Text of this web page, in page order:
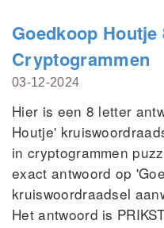
Goedkoop
Cryptogrammen
03-12-2024
Hier is een 8 letter
Houtje'
in cryptogrammen
exact antwoord op
kruiswoordraadsel
Het antwoord is